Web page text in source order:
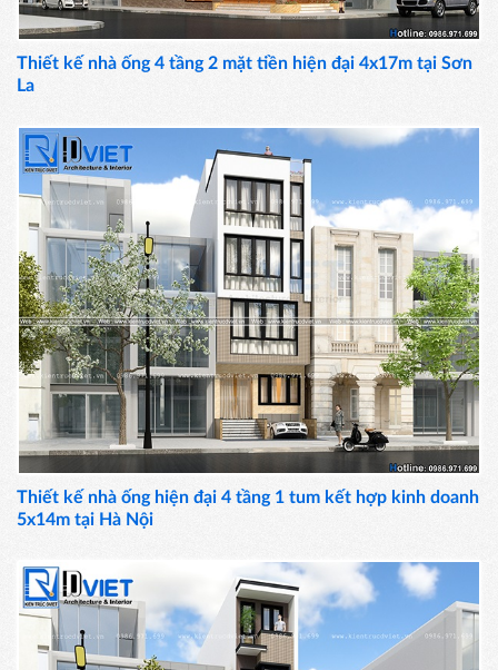
Thiết kế nhà ống 4 tầng 2 mặt tiền hiện đại 4x17m tại Sơn
La
Thiết kế nhà ống hiện đại 4 tầng 1 tum kết hợp kinh doanh
5x14m tại Hà Nội